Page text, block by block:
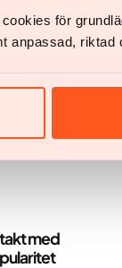
för
anpassad, riktad
2-
med